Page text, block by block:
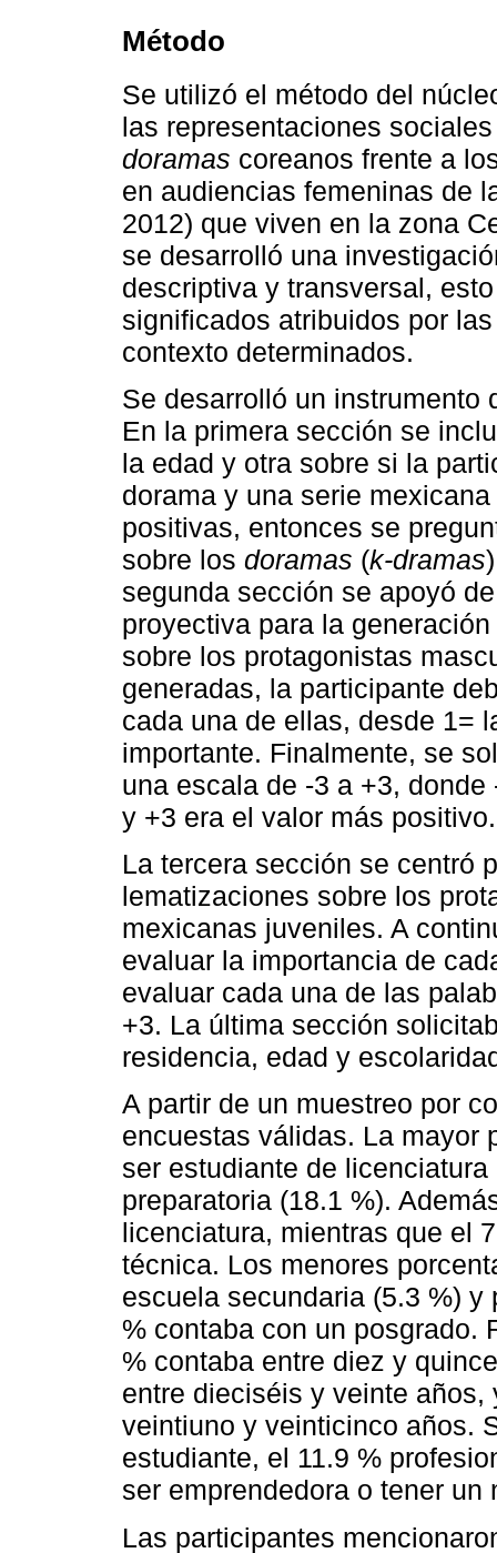
Método
Se utilizó el método del
las representaciones
doramas coreanos frente a
en audiencias femeninas de
2012) que viven en la zona
se desarrolló una
descriptiva y transversal,
significados atribuidos por
contexto determinados.
Se desarrolló un instrumento
En la primera sección se
la edad y otra sobre si la
dorama y una serie
positivas, entonces se
sobre los doramas (k-dramas
segunda sección se apoyó
proyectiva para la
sobre los protagonistas
generadas, la participante
cada una de ellas, desde 1=
importante. Finalmente, se
una escala de -3 a +3,
y +3 era el valor más positivo.
La tercera sección se centró
lematizaciones sobre los
mexicanas juveniles. A
evaluar la importancia de
evaluar cada una de las
+3. La última sección
residencia, edad y
A partir de un muestreo por
encuestas válidas. La mayor
ser estudiante de
preparatoria (18.1 %).
licenciatura, mientras que el
técnica. Los menores
escuela secundaria (5.3 %)
% contaba con un posgrado.
% contaba entre diez y
entre dieciséis y veinte
veintiuno y veinticinco años.
estudiante, el 11.9 %
ser emprendedora o tener un
Las participantes